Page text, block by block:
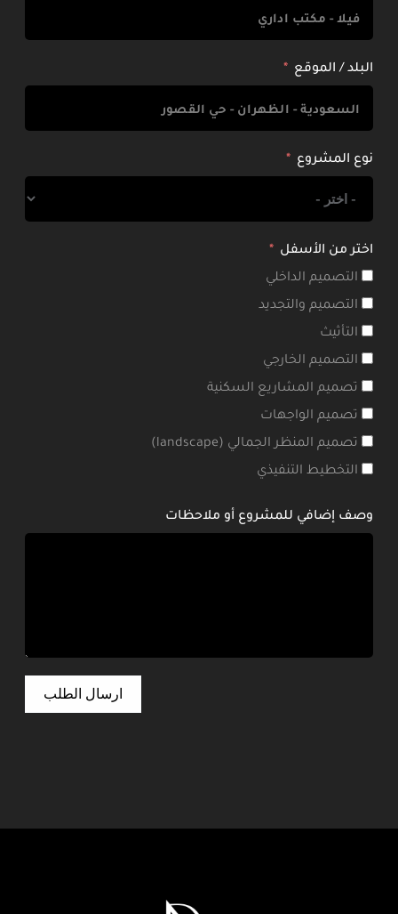
البلد / الموقع
نوع المشروع
اختر من الأسفل
التصميم الداخلي
التصميم والتجديد
التأثيث
التصميم الخارجي
تصميم المشاريع السكنية
تصميم الواجهات
تصميم المنظر الجمالي (landscape)
التخطيط التنفيذي
وصف إضافي للمشروع أو ملاحظات
ارسال الطلب